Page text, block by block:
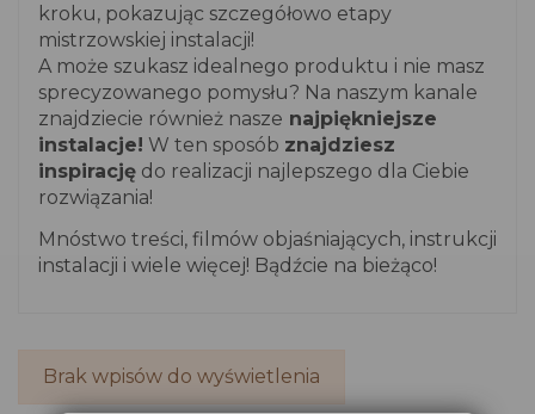
kroku, pokazując szczegółowo etapy
mistrzowskiej instalacji!
A może szukasz idealnego produktu i nie masz
sprecyzowanego pomysłu? Na naszym kanale
znajdziecie również nasze najpiękniejsze
instalacje! W ten sposób znajdziesz
inspirację do realizacji najlepszego dla Ciebie
rozwiązania!
Mnóstwo treści, filmów objaśniających, instrukcji
instalacji i wiele więcej! Bądźcie na bieżąco!
Brak wpisów do wyświetlenia